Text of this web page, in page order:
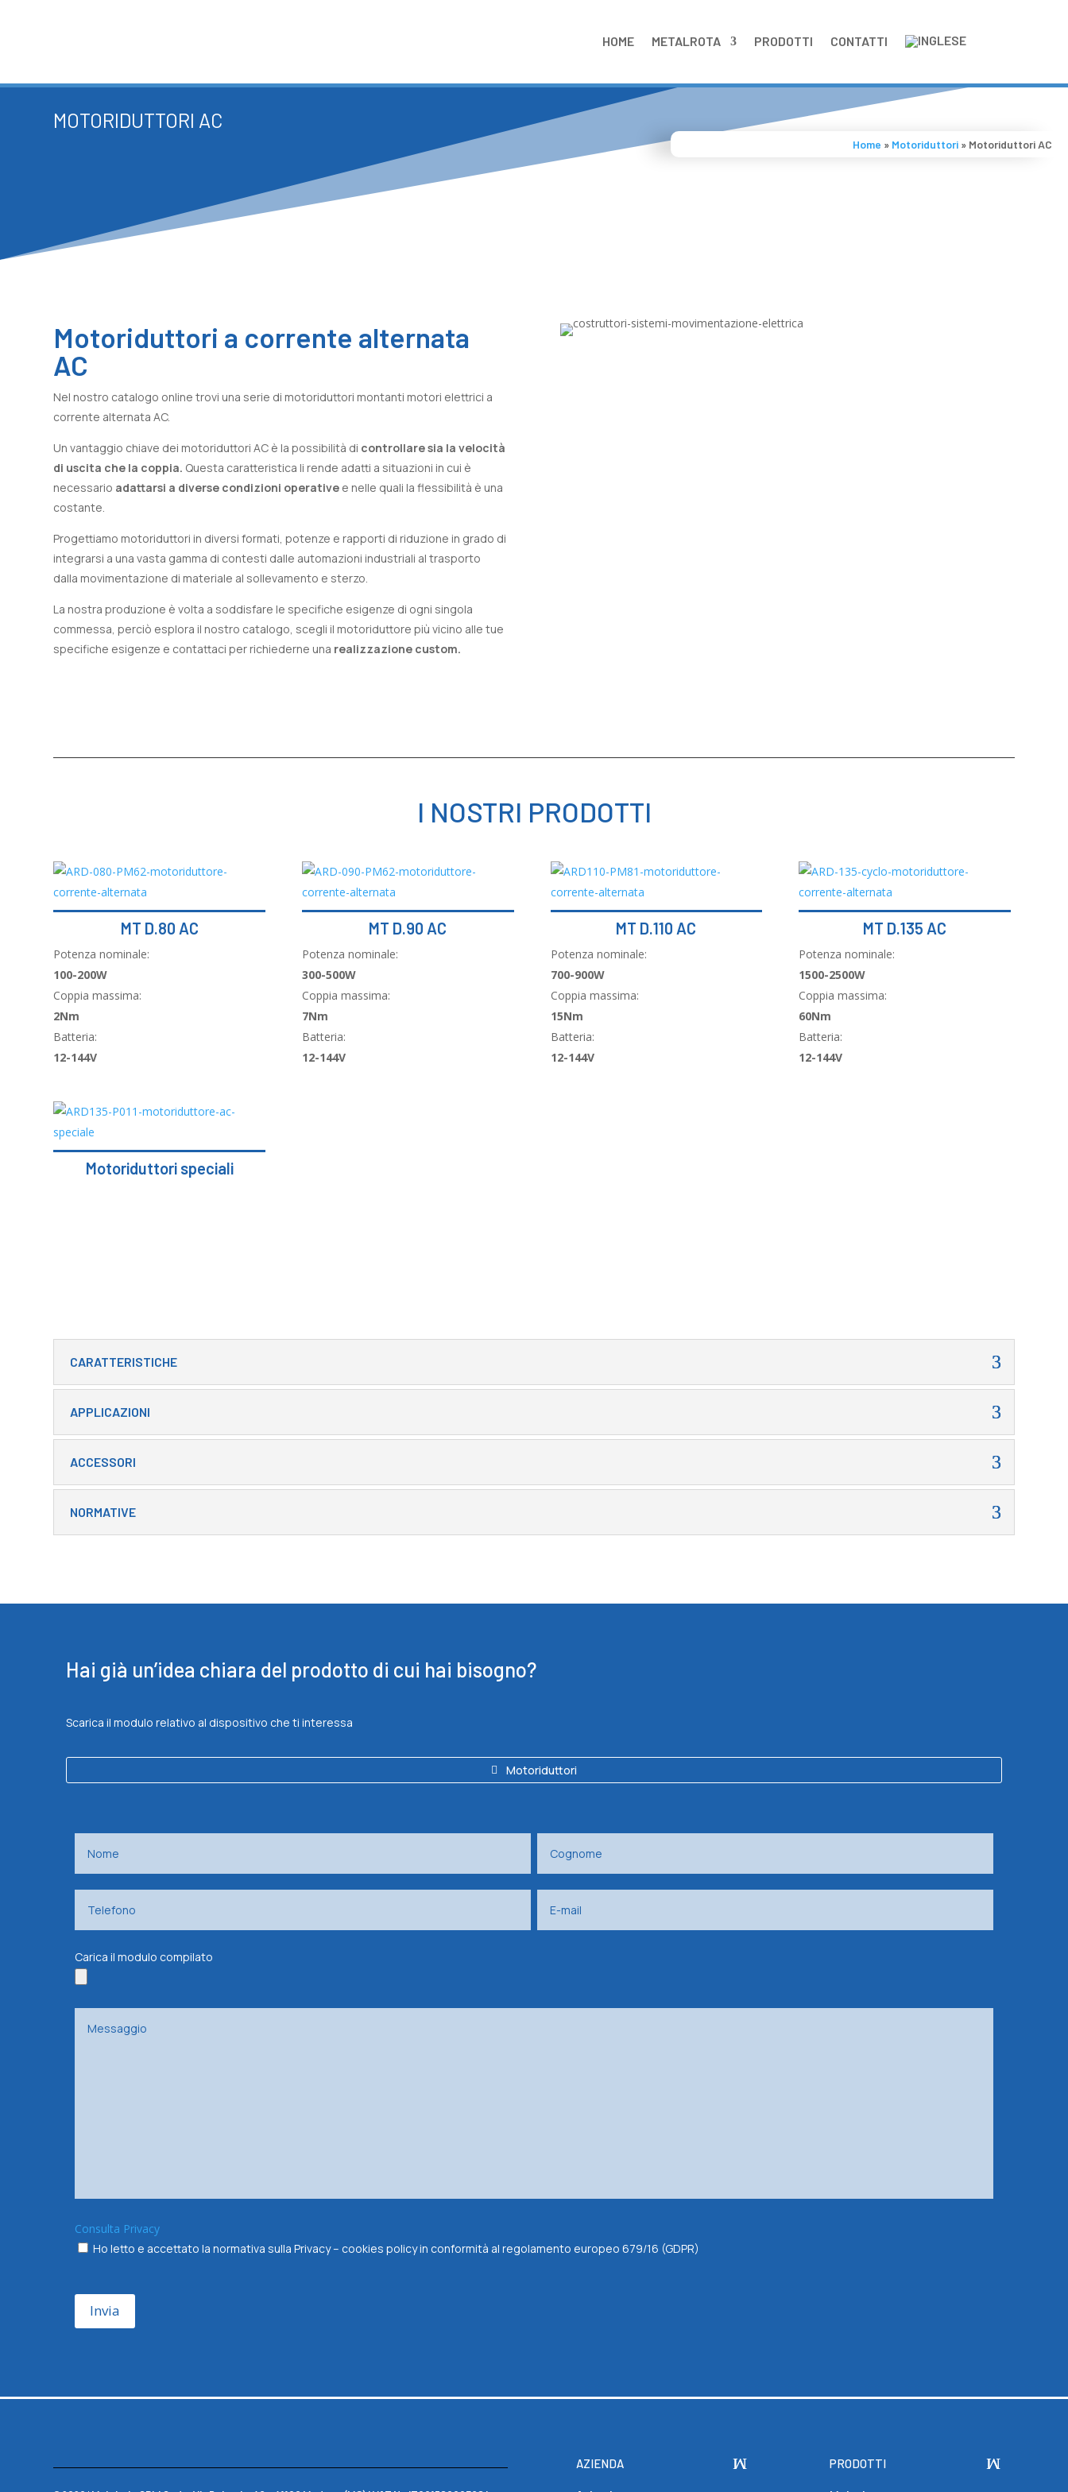
HOME METALROTA PRODOTTI CONTATTI
MOTORIDUTTORI AC
Home » Motoriduttori » Motoriduttori AC
Motoriduttori a corrente alternata
AC
Nel nostro catalogo online trovi una serie di motoriduttori montanti motori elettrici a
corrente alternata AC.
Un vantaggio chiave dei motoriduttori AC è la possibilità di controllare sia la velocità
di uscita che la coppia. Questa caratteristica li rende adatti a situazioni in cui è
necessario adattarsi a diverse condizioni operative e nelle quali la flessibilità è una
costante.
Progettiamo motoriduttori in diversi formati, potenze e rapporti di riduzione in grado di
integrarsi a una vasta gamma di contesti dalle automazioni industriali al trasporto
dalla movimentazione di materiale al sollevamento e sterzo.
La nostra produzione è volta a soddisfare le specifiche esigenze di ogni singola
commessa, perciò esplora il nostro catalogo, scegli il motoriduttore più vicino alle tue
specifiche esigenze e contattaci per richiederne una realizzazione custom.
I NOSTRI PRODOTTI
MT D.80 AC
Potenza nominale:
100-200W
Coppia massima:
2Nm
Batteria:
12-144V
MT D.90 AC
Potenza nominale:
300-500W
Coppia massima:
7Nm
Batteria:
12-144V
MT D.110 AC
Potenza nominale:
700-900W
Coppia massima:
15Nm
Batteria:
12-144V
MT D.135 AC
Potenza nominale:
1500-2500W
Coppia massima:
60Nm
Batteria:
12-144V
Motoriduttori speciali
CARATTERISTICHE
APPLICAZIONI
ACCESSORI
NORMATIVE
Hai già un’idea chiara del prodotto di cui hai bisogno?
Scarica il modulo relativo al dispositivo che ti interessa
Motoriduttori
Carica il modulo compilato
Consulta Privacy
Ho letto e accettato la normativa sulla Privacy – cookies policy in conformità al regolamento europeo 679/16 (GDPR)
Invia
AZIENDA PRODOTTI